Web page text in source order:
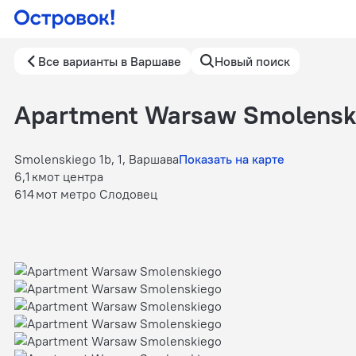
Все варианты в Варшаве Новый поиск
Apartment Warsaw
Smolenskiego 1b, 1, ВаршаваПоказать на карте
6,1 кмот центра
614 мот метро Слодовец